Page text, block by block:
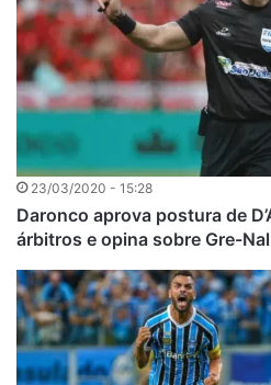
23/03/2020 - 15:28
Daronco aprova postura de
árbitros e opina sobre Gre-